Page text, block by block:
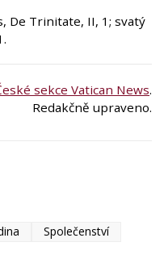
De Trinitate, II, 1; svatý
sekce Vatican News.
Redakčně upraveno.
Společenství